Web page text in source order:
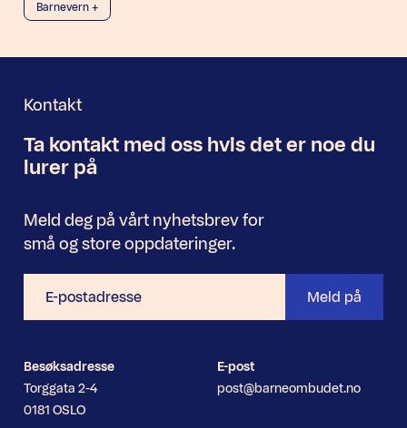
Barnevern +
Kontakt
Nyhetsbrev
Ta kontakt med oss hvis det er noe du
lurer på
Meld deg på vårt nyhetsbrev for
små og store oppdateringer.
postadresse
Meld på
Besøksadresse
Torggata 2-4
0181 OSLO
E-post
post@barneombudet.no